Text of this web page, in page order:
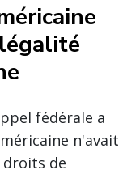
fédérale a
n'avait
droits de